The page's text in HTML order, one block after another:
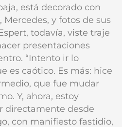
está decorado con
y fotos de sus
todavía, viste traje
presentaciones
“Intento ir lo
es caótico. Es más: hice
que fue mudar
Y, ahora, estoy
directamente desde
con manifiesto fastidio,